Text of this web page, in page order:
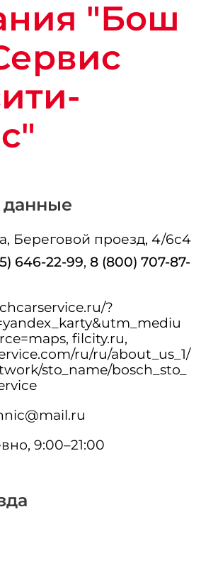
"Бош
данные
, Береговой проезд, 4/6с4
646-22-99,8 (800) 707-87-
?
filcity.ru,
ru/ru/about_us_1/
sto_name/bosch_sto_
9:00–21:00